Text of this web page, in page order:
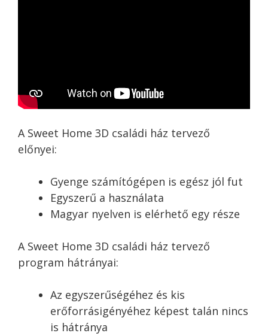
A Sweet Home 3D családi ház tervező
előnyei:
Gyenge számítógépen is egész jól fut
Egyszerű a használata
Magyar nyelven is elérhető egy része
A Sweet Home 3D családi ház tervező
program hátrányai:
Az egyszerűségéhez és kis
erőforrásigényéhez képest talán nincs
is hátránya